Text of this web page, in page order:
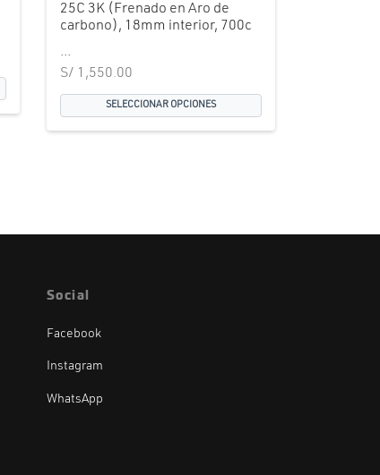
25C 3K (Frenado en Aro de
carbono), 18mm interior, 700c
...
S/ 1,550.00
SELECCIONAR OPCIONES
Social
Facebook
Instagram
WhatsApp